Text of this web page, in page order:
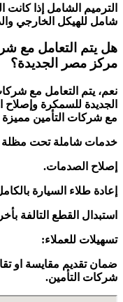
الترميم الشامل إذا كانت
شامل للهيكل الخارجي والداخلي،
هل يتم التعامل مع
مركز مصر الجديدة؟
نعم، يتم التعامل مع
الجديدة للسمكرة وإصلاح
مع شركات التأمين
خدمات شاملة تحت مظلة
إصلاح الصدمات.
إعادة طلاء السيارة
استبدال القطع التالفة
تسهيلات للعملاء:
ضمان تقديم مقايسة او
شركات التأمين.